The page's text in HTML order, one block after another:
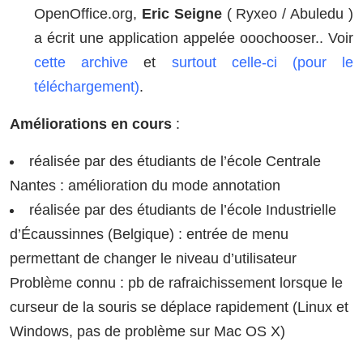
OpenOffice.org, Eric Seigne( Ryxeo / Abuledu )
a écrit une application appelée ooochooser.. Voir
cette archive et surtout celle-ci (pour le
téléchargement).
Améliorations en cours :
réalisée par des étudiants de l’école Centrale
Nantes : amélioration du mode annotation
réalisée par des étudiants de l’école Industrielle
d’Écaussinnes (Belgique) : entrée de menu
permettant de changer le niveau d’utilisateur
Problème connu : pb de rafraichissement lorsque le
curseur de la souris se déplace rapidement (Linux et
Windows, pas de problème sur Mac OS X)